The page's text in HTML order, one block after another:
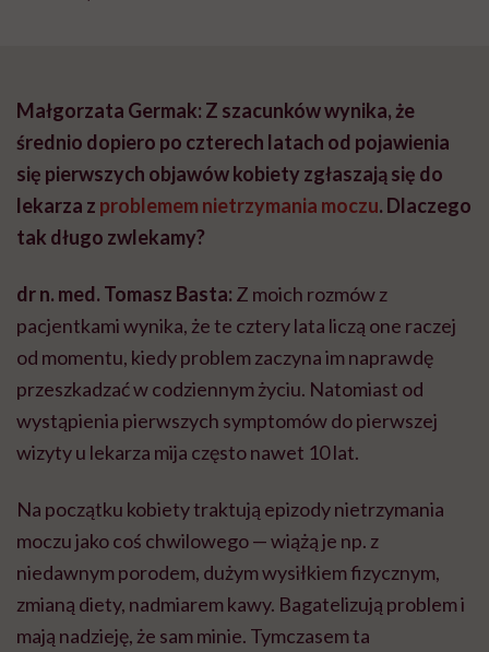
Małgorzata Germak: Z szacunków wynika, że
średnio dopiero po czterech latach od pojawienia
się pierwszych objawów kobiety zgłaszają się do
lekarza z problemem nietrzymania moczu. Dlaczego
tak długo zwlekamy?
dr n. med. Tomasz Basta: Z moich rozmów z
pacjentkami wynika, że te cztery lata liczą one raczej
od momentu, kiedy problem zaczyna im naprawdę
przeszkadzać w codziennym życiu. Natomiast od
wystąpienia pierwszych symptomów do pierwszej
wizyty u lekarza mija często nawet 10 lat.
Na początku kobiety traktują epizody nietrzymania
moczu jako coś chwilowego — wiążą je np. z
niedawnym porodem, dużym wysiłkiem fizycznym,
zmianą diety, nadmiarem kawy. Bagatelizują problem i
mają nadzieję, że sam minie. Tymczasem ta